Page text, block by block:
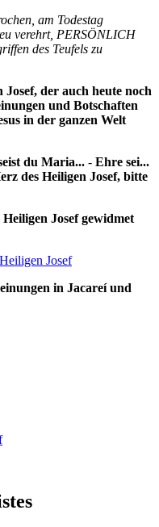
am Todestag
verehrt, PERSÖNLICH
des Teufels zu
der auch heute noch
und Botschaften
in der ganzen Welt
du Maria... - Ehre sei...
des Heiligen Josef, bitte
Josef gewidmet
Josef
in Jacareí und